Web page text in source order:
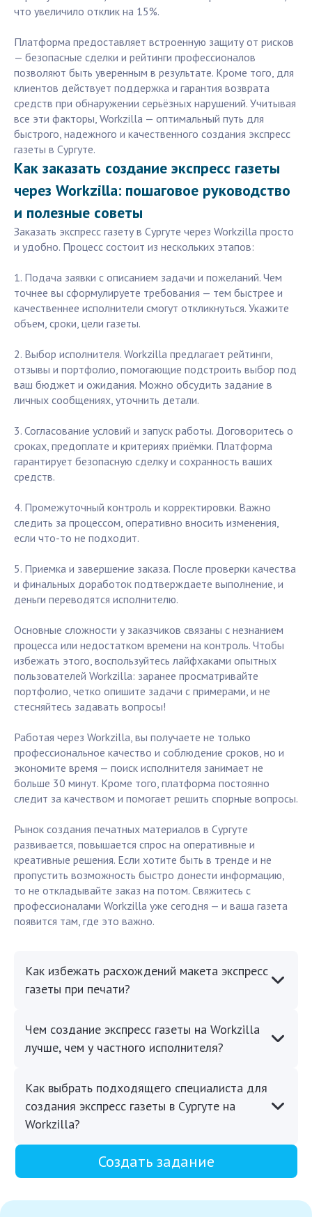
что увеличило отклик на 15%.
Платформа предоставляет встроенную защиту от рисков
— безопасные сделки и рейтинги профессионалов
позволяют быть уверенным в результате. Кроме того, для
клиентов действует поддержка и гарантия возврата
средств при обнаружении серьёзных нарушений. Учитывая
все эти факторы, Workzilla — оптимальный путь для
быстрого, надежного и качественного создания экспресс
газеты в Сургуте.
Как заказать создание экспресс газеты
через Workzilla: пошаговое руководство
и полезные советы
Заказать экспресс газету в Сургуте через Workzilla просто
и удобно. Процесс состоит из нескольких этапов:
1. Подача заявки с описанием задачи и пожеланий. Чем
точнее вы сформулируете требования — тем быстрее и
качественнее исполнители смогут откликнуться. Укажите
объем, сроки, цели газеты.
2. Выбор исполнителя. Workzilla предлагает рейтинги,
отзывы и портфолио, помогающие подстроить выбор под
ваш бюджет и ожидания. Можно обсудить задание в
личных сообщениях, уточнить детали.
3. Согласование условий и запуск работы. Договоритесь о
сроках, предоплате и критериях приёмки. Платформа
гарантирует безопасную сделку и сохранность ваших
средств.
4. Промежуточный контроль и корректировки. Важно
следить за процессом, оперативно вносить изменения,
если что-то не подходит.
5. Приемка и завершение заказа. После проверки качества
и финальных доработок подтверждаете выполнение, и
деньги переводятся исполнителю.
Основные сложности у заказчиков связаны с незнанием
процесса или недостатком времени на контроль. Чтобы
избежать этого, воспользуйтесь лайфхаками опытных
пользователей Workzilla: заранее просматривайте
портфолио, четко опишите задачи с примерами, и не
стесняйтесь задавать вопросы!
Работая через Workzilla, вы получаете не только
профессиональное качество и соблюдение сроков, но и
экономите время — поиск исполнителя занимает не
больше 30 минут. Кроме того, платформа постоянно
следит за качеством и помогает решить спорные вопросы.
Рынок создания печатных материалов в Сургуте
развивается, повышается спрос на оперативные и
креативные решения. Если хотите быть в тренде и не
пропустить возможность быстро донести информацию,
то не откладывайте заказ на потом. Свяжитесь с
профессионалами Workzilla уже сегодня — и ваша газета
появится там, где это важно.
Как избежать расхождений макета экспресс
газеты при печати?
Чем создание экспресс газеты на Workzilla
лучше, чем у частного исполнителя?
Как выбрать подходящего специалиста для
создания экспресс газеты в Сургуте на
Workzilla?
Создать задание